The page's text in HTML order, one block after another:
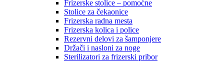
Frizerske stolice – pomoćne
Stolice za čekaonice
Frizerska radna mesta
Frizerska kolica i police
Rezervni delovi za šamponjere
Držači i nasloni za noge
Sterilizatori za frizerski pribor